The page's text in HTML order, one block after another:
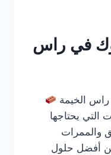
في راس
راس الخيمة
التي يحتاجها
والممرات
من أفضل حلول